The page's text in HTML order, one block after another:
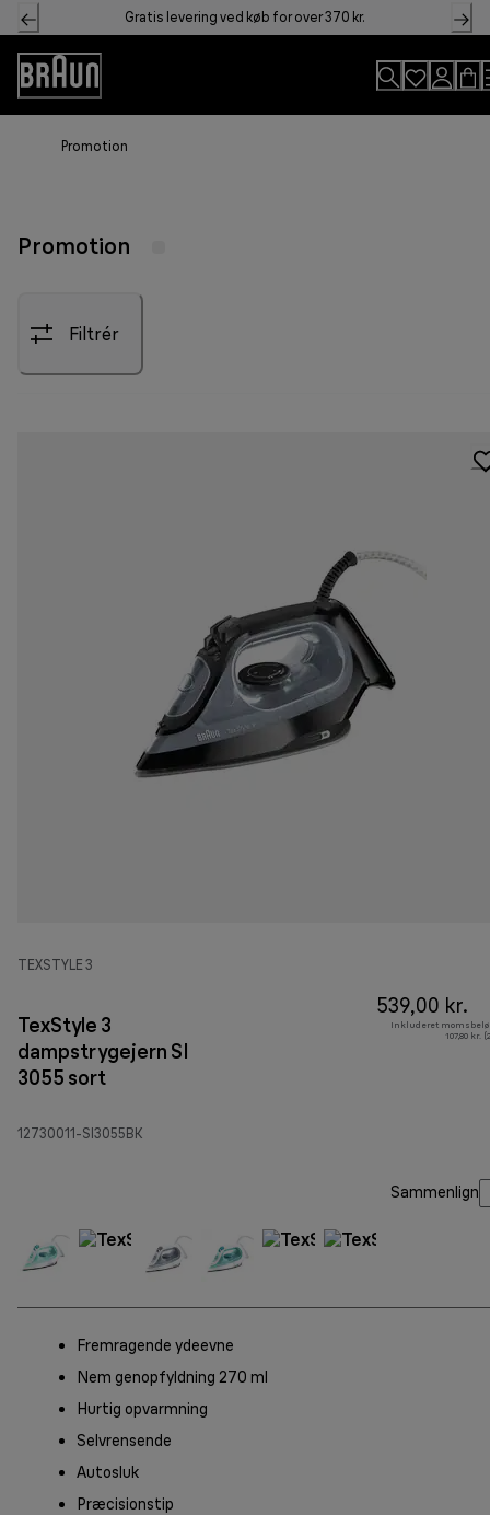
Skip
to
Content
Gratis levering ved køb for over 370 kr.
Accessibility
Statement
Promotion
Promotion
Filtrér
TEXSTYLE 3
TexStyle 3
dampstrygejern SI
3055 sort
12730011-SI3055BK
539,00 kr.
Inkluderet
107,80 kr.
Sammenlign
Fremragende ydeevne
Nem genopfyldning 270 ml
Hurtig opvarmning
Selvrensende
Autosluk
Præcisionstip